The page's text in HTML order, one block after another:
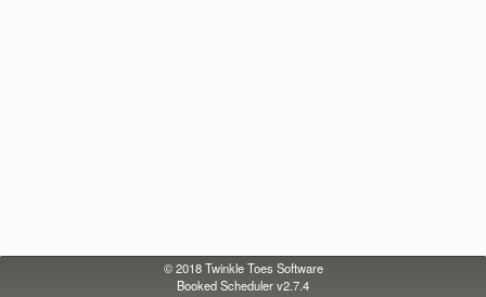
© 2018Twinkle Toes Software
Booked Scheduler v2.7.4